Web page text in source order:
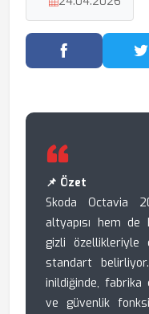
Facebook'ta
📌 Özet
Skoda Octavia
altyapısı hem de
gizli özellikleriyle
standart
inildiğinde, fabrika
ve güvenlik